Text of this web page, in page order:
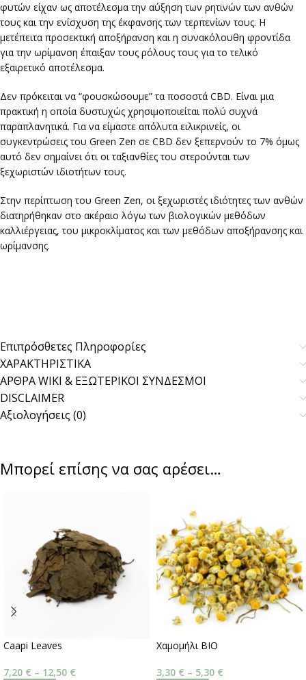
φυτών είχαν ως αποτέλεσμα την αύξηση των ρητινών των ανθών
τους και την ενίσχυση της έκφανσης των τερπενίων τους. Η
μετέπειτα προσεκτική αποξήρανση και η συνακόλουθη φροντίδα
για την ωρίμανση έπαιξαν τους ρόλους τους για το τελικό
εξαιρετικό αποτέλεσμα.
Δεν πρόκειται να “φουσκώσουμε” τα ποσοστά CBD. Είναι μια
πρακτική η οποία δυστυχώς χρησιμοποιείται πολύ συχνά
παραπλανητικά. Για να είμαστε απόλυτα ειλικρινείς, οι
συγκεντρώσεις του Green Zen σε CBD δεν ξεπερνούν το 7% όμως
αυτό δεν σημαίνει ότι οι ταξιανθίες του στερούνται των
ξεχωριστών ιδιοτήτων τους.
Στην περίπτωση του Green Zen, οι ξεχωριστές ιδιότητες των ανθών
διατηρήθηκαν στο ακέραιο λόγω των βιολογικών μεθόδων
καλλιέργειας, του μικροκλίματος και των μεθόδων αποξήρανσης και
ωρίμανσης.
Επιπρόσθετες Πληροφορίες
ΧΑΡΑΚΤΗΡΙΣΤΙΚΑ
ΑΡΘΡΑ WIKI & ΕΞΩΤΕΡΙΚΟΙ ΣΥΝΔΕΣΜΟΙ
DISCLAIMER
Αξιολογήσεις (0)
Μπορεί επίσης να σας αρέσει…
Caapi Leaves
7,20 € – 12,50 €
Χαμομήλι BIO
3,30 € – 5,30 €